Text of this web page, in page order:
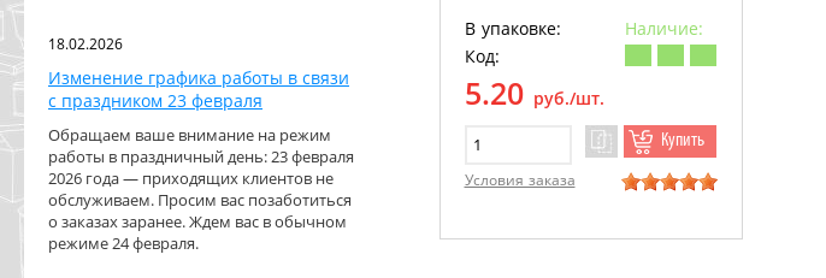
18.02.2026
Изменение графика работы в связи
с праздником 23 февраля
Обращаем ваше внимание на режим
работы в праздничный день: 23 февраля
2026 года — приходящих клиентов не
обслуживаем. Просим вас позаботиться
о заказах заранее. Ждем вас в обычном
режиме 24 февраля.
В упаковке:
Наличие:
Код:
5.20 руб./шт.
Купить
Условия заказа